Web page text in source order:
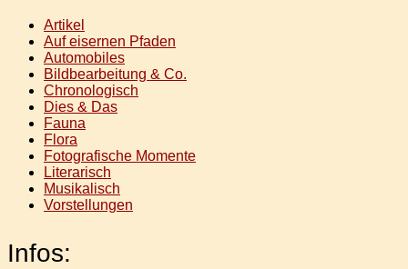
Artikel
Auf eisernen Pfaden
Automobiles
Bildbearbeitung & Co.
Chronologisch
Dies & Das
Fauna
Flora
Fotografische Momente
Literarisch
Musikalisch
Vorstellungen
Infos: